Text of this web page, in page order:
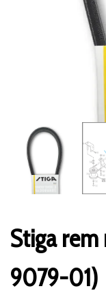
Stiga rem
9079-01)